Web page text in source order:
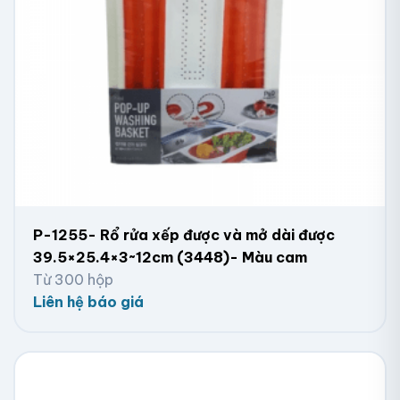
P-1255- Rổ rửa xếp được và mở dài được
39.5×25.4×3~12cm (3448)- Màu cam
Từ 300 hộp
Liên hệ báo giá